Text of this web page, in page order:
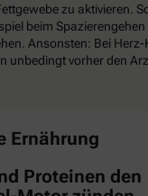
zu aktivieren.
beim
Ansonsten: Bei Herz-
unbedingt vorher den
Ernährung
Proteinen den